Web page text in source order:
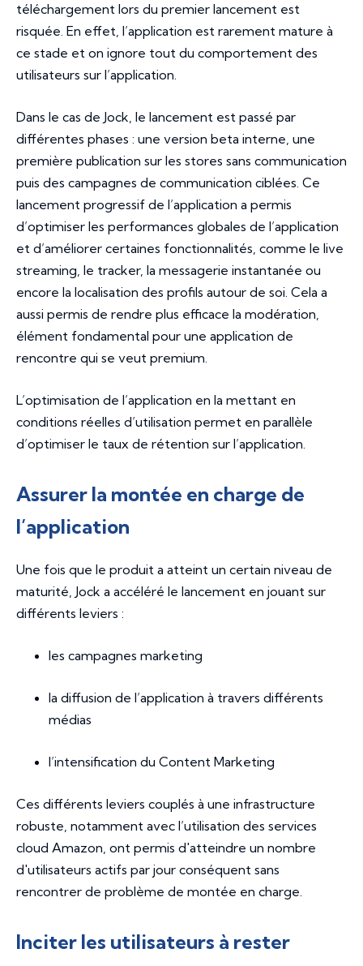
téléchargement lors du premier lancement est
risquée. En effet, l’application est rarement mature à
ce stade et on ignore tout du comportement des
utilisateurs sur l’application.
Dans le cas de Jock, le lancement est passé par
différentes phases : une version beta interne, une
première publication sur les stores sans communication
puis des campagnes de communication ciblées. Ce
lancement progressif de l’application a permis
d’optimiser les performances globales de l’application
et d’améliorer certaines fonctionnalités, comme le live
streaming, le tracker, la messagerie instantanée ou
encore la localisation des profils autour de soi. Cela a
aussi permis de rendre plus efficace la modération,
élément fondamental pour une application de
rencontre qui se veut premium.
L’optimisation de l’application en la mettant en
conditions réelles d’utilisation permet en parallèle
d’optimiser le taux de rétention sur l’application.
Assurer la montée en charge de
l’application
Une fois que le produit a atteint un certain niveau de
maturité, Jock a accéléré le lancement en jouant sur
différents leviers :
les campagnes marketing
la diffusion de l’application à travers différents
médias
l’intensification du Content Marketing
Ces différents leviers couplés à une infrastructure
robuste, notamment avec l’utilisation des services
cloud Amazon, ont permis d'atteindre un nombre
d'utilisateurs actifs par jour conséquent sans
rencontrer de problème de montée en charge.
Inciter les utilisateurs à rester